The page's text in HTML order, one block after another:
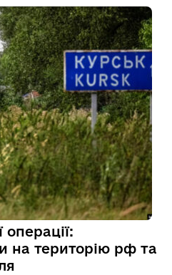
на територію рф та